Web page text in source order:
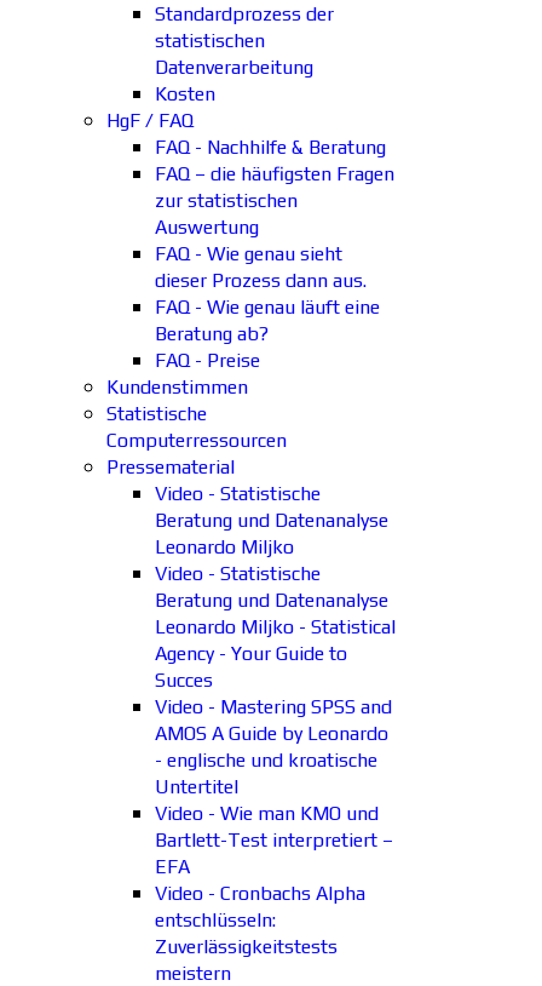
Standardprozess der
statistischen
Datenverarbeitung
Kosten
HgF / FAQ
FAQ - Nachhilfe & Beratung
FAQ – die häufigsten Fragen
zur statistischen
Auswertung
FAQ - Wie genau sieht
dieser Prozess dann aus.
FAQ - Wie genau läuft eine
Beratung ab?
FAQ - Preise
Kundenstimmen
Statistische
Computerressourcen
Pressematerial
Video - Statistische
Beratung und Datenanalyse
Leonardo Miljko
Video - Statistische
Beratung und Datenanalyse
Leonardo Miljko - Statistical
Agency - Your Guide to
Succes
Video - Mastering SPSS and
AMOS A Guide by Leonardo
- englische und kroatische
Untertitel
Video - Wie man KMO und
Bartlett-Test interpretiert –
EFA
Video - Cronbachs Alpha
entschlüsseln:
Zuverlässigkeitstests
meistern